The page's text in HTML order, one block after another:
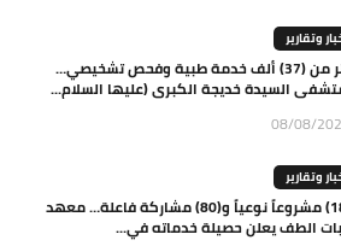
وتقارير
أكثر من (37) ألف خدمة طبية وفحص تشخيصي…
السيدة خديجة الكبرى (عليها السلام...
08/08/
وتقارير
بـ(18) مشروعاً نوعياً و(80) مشاركة فاعلة… معهد
الطف يعلن حصيلة خدماته في...